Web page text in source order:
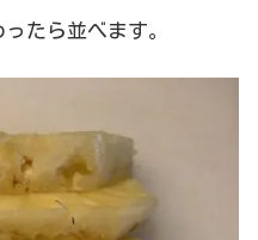
たら並べます。